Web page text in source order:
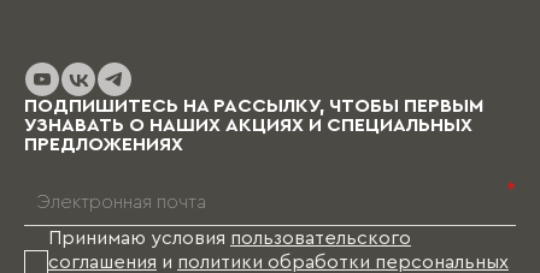
ПОДПИШИТЕСЬ НА РАССЫЛКУ, ЧТОБЫ ПЕРВЫМ
УЗНАВАТЬ О НАШИХ АКЦИЯХ И СПЕЦИАЛЬНЫХ
ПРЕДЛОЖЕНИЯХ
*
Принимаю условия пользовательского
соглашения и политики обработки персональных